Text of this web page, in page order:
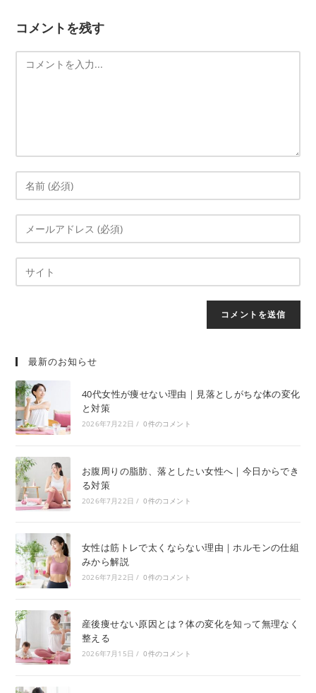
コメントを残す
最新のお知らせ
40代女性が痩せない理由｜見落としがちな体の変化
と対策
2026年7月22日 / 0件のコメント
お腹周りの脂肪、落としたい女性へ｜今日からでき
る対策
2026年7月22日 / 0件のコメント
女性は筋トレで太くならない理由｜ホルモンの仕組
みから解説
2026年7月22日 / 0件のコメント
産後痩せない原因とは？体の変化を知って無理なく
整える
2026年7月15日 / 0件のコメント